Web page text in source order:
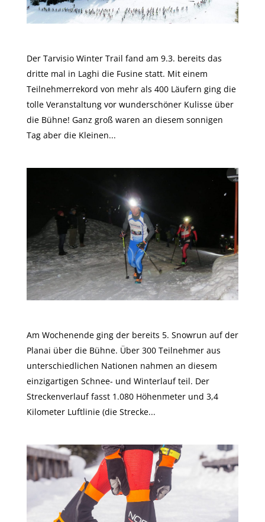
Der Tarvisio Winter Trail fand am 9.3. bereits das
dritte mal in Laghi die Fusine statt. Mit einem
Teilnehmerrekord von mehr als 400 Läufern ging die
tolle Veranstaltung vor wunderschöner Kulisse über
die Bühne! Ganz groß waren an diesem sonnigen
Tag aber die Kleinen...
Am Wochenende ging der bereits 5. Snowrun auf der
Planai über die Bühne. Über 300 Teilnehmer aus
unterschiedlichen Nationen nahmen an diesem
einzigartigen Schnee- und Winterlauf teil. Der
Streckenverlauf fasst 1.080 Höhenmeter und 3,4
Kilometer Luftlinie (die Strecke...